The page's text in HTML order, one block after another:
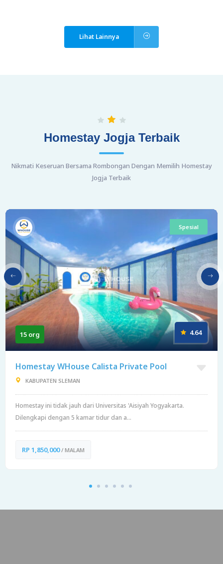
Lihat Lainnya
Homestay Jogja Terbaik
Nikmati Keseruan Bersama Rombongan Dengan Memilih Homestay
Jogja Terbaik
Spesial
15 org 4.64
Homestay WHouse Calista Private Pool
KABUPATEN SLEMAN
Homestay ini tidak jauh dari Universitas 'Aisiyah Yogyakarta.
Dilengkapi dengan 5 kamar tidur dan a...
RP 1,850,000/ MALAM